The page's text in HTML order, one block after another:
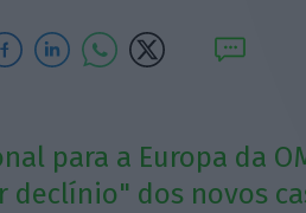
para a Europa da
declínio" dos novos